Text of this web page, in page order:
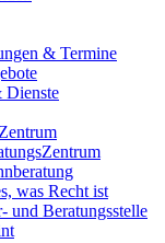
& Termine
Dienste
was Recht ist
und Beratungsstelle